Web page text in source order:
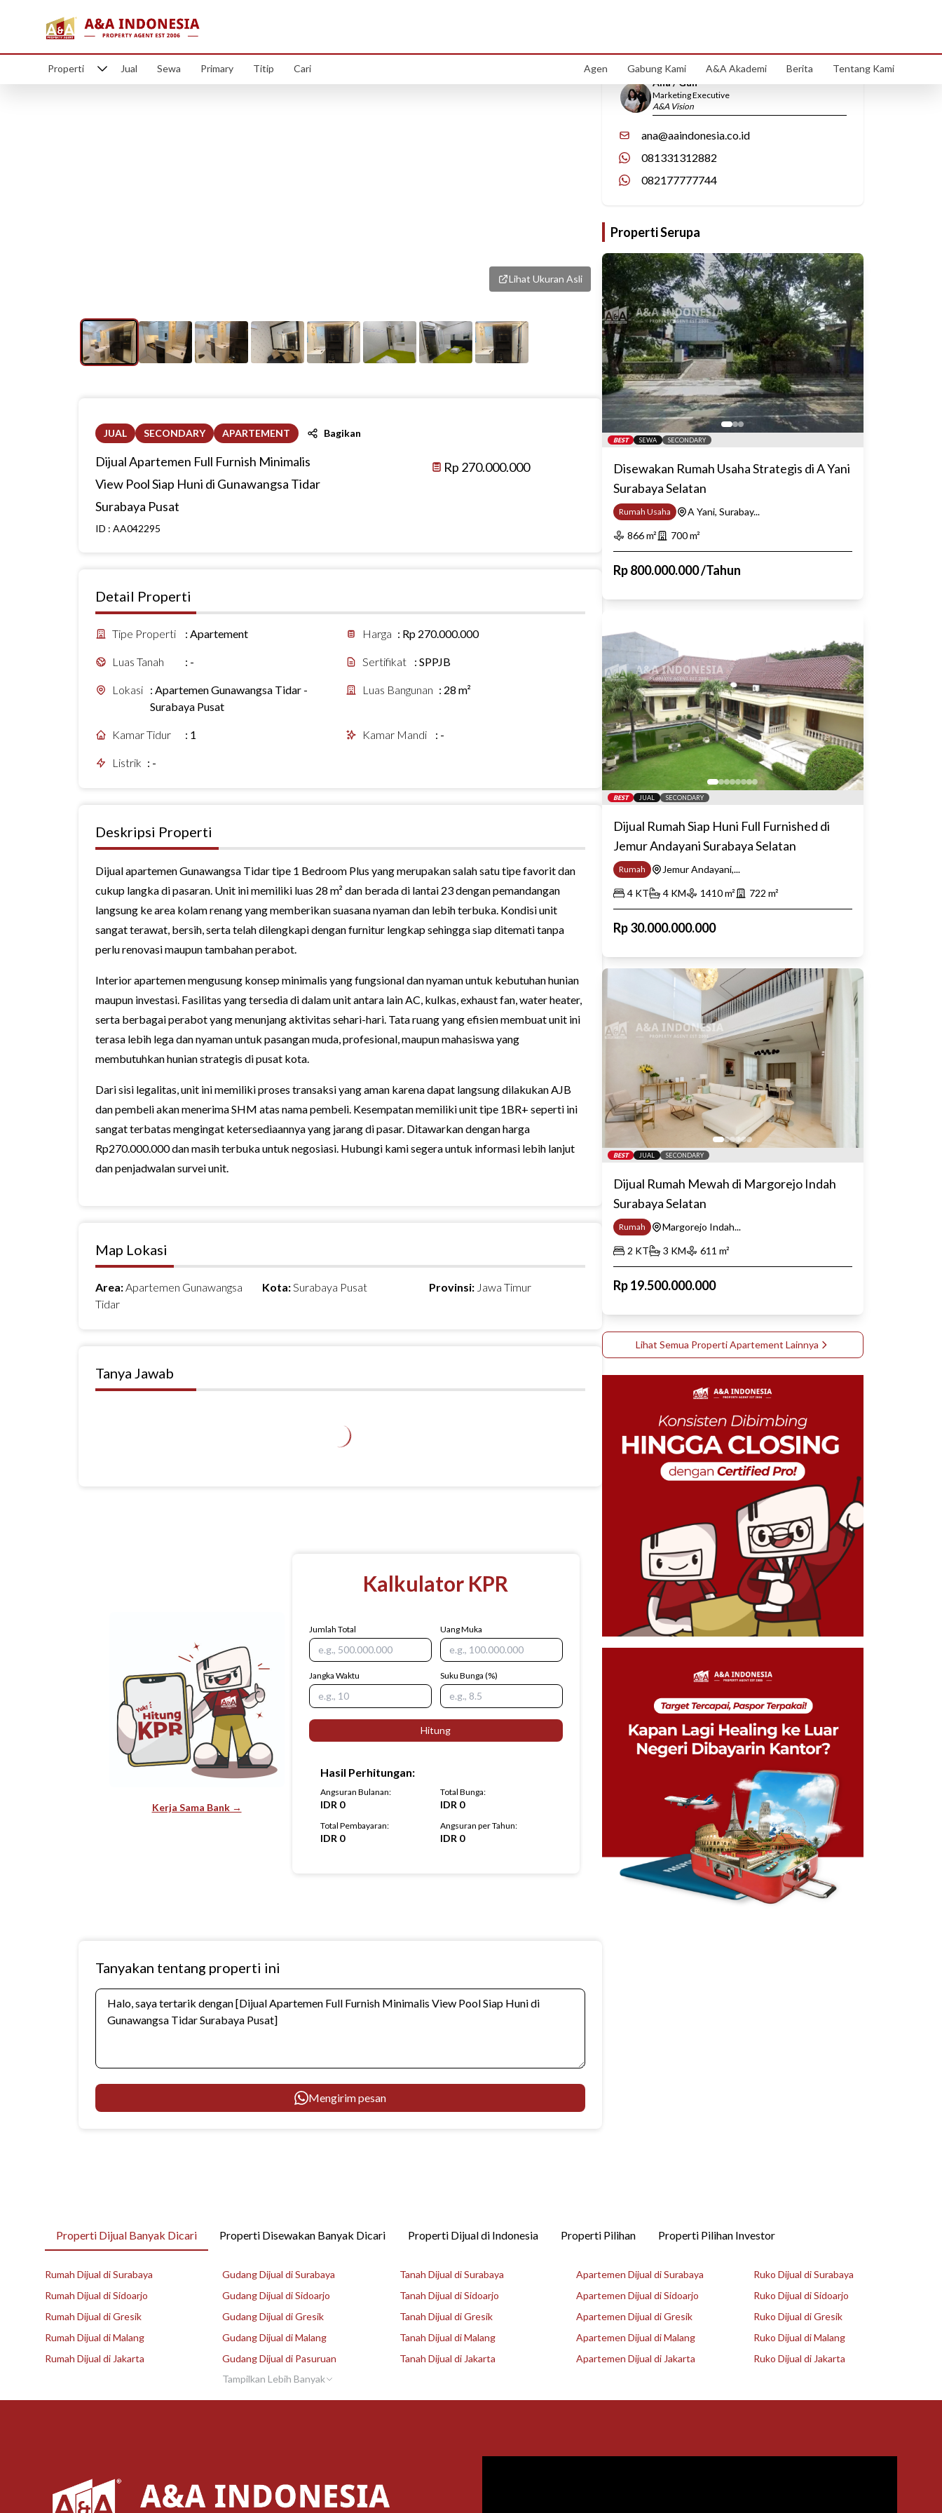
Properti Jual Sewa Primary Titip Cari Agen Gabung Kami A&A Akademi Berita Tentang Kami
Lihat Ukuran Asli
JUAL SECONDARY APARTEMENT Bagikan
Dijual Apartemen Full Furnish Minimalis
View Pool Siap Huni di Gunawangsa Tidar
Surabaya Pusat
Rp 270.000.000
ID : AA042295
Tanyakan tentang properti ini
Mengirim pesan
Kerja Sama Bank →
Kalkulator KPR
Jumlah Total Uang Muka
Jangka Waktu Suku Bunga (%)
Hitung
Hasil Perhitungan:
Angsuran Bulanan:
IDR 0
Total Bunga:
IDR 0
Total Pembayaran:
IDR 0
Angsuran per Tahun:
IDR 0
Detail Properti
Tipe Properti : Apartement Harga : Rp 270.000.000
Luas Tanah : - Sertifikat :SPPJB
Lokasi : Apartemen Gunawangsa Tidar -
Surabaya Pusat
Luas Bangunan : 28 m²
Kamar Tidur : 1 Kamar Mandi : -
Listrik : -
Deskripsi Properti
Dijual apartemen Gunawangsa Tidar tipe 1 Bedroom Plus yang merupakan salah satu tipe favorit dan
cukup langka di pasaran. Unit ini memiliki luas 28 m² dan berada di lantai 23 dengan pemandangan
langsung ke area kolam renang yang memberikan suasana nyaman dan lebih terbuka. Kondisi unit
sangat terawat, bersih, serta telah dilengkapi dengan furnitur lengkap sehingga siap ditemati tanpa
perlu renovasi maupun tambahan perabot.
Interior apartemen mengusung konsep minimalis yang fungsional dan nyaman untuk kebutuhan hunian
maupun investasi. Fasilitas yang tersedia di dalam unit antara lain AC, kulkas, exhaust fan, water heater,
serta berbagai perabot yang menunjang aktivitas sehari-hari. Tata ruang yang efisien membuat unit ini
terasa lebih lega dan nyaman untuk pasangan muda, profesional, maupun mahasiswa yang
membutuhkan hunian strategis di pusat kota.
Dari sisi legalitas, unit ini memiliki proses transaksi yang aman karena dapat langsung dilakukan AJB
dan pembeli akan menerima SHM atas nama pembeli. Kesempatan memiliki unit tipe 1BR+ seperti ini
sangat terbatas mengingat ketersediaannya yang jarang di pasar. Ditawarkan dengan harga
Rp270.000.000 dan masih terbuka untuk negosiasi. Hubungi kami segera untuk informasi lebih lanjut
dan penjadwalan survei unit.
Map Lokasi
Area:Apartemen Gunawangsa
Tidar
Kota:Surabaya Pusat Provinsi: Jawa Timur
Tanya Jawab
Hubungi Kami
Ana / Gun
Marketing Executive
A&A Vision
ana@aaindonesia.co.id
081331312882
082177777744
Properti Serupa
BEST SEWA SECONDARY
Disewakan Rumah Usaha Strategis di A Yani
Surabaya Selatan
Rumah Usaha
A Yani, Surabay...
866m² 700m²
Rp800.000.000/Tahun
BEST JUAL SECONDARY
Dijual Rumah Siap Huni Full Furnished di
Jemur Andayani Surabaya Selatan
Rumah
Jemur Andayani,...
4KT 4KM 1410m² 722 m²
Rp30.000.000.000
BEST JUAL SECONDARY
Dijual Rumah Mewah di Margorejo Indah
Surabaya Selatan
Rumah
Margorejo Indah...
2 KT 3 KM 611 m²
Rp19.500.000.000
Lihat Semua PropertiApartement Lainnya
Properti Dijual Banyak Dicari Properti Disewakan Banyak Dicari Properti Dijual di Indonesia Properti Pilihan Properti Pilihan Investor
Rumah Dijual di Surabaya
Rumah Dijual di Sidoarjo
Rumah Dijual di Gresik
Rumah Dijual di Malang
Rumah Dijual di Jakarta
Gudang Dijual di Surabaya
Gudang Dijual di Sidoarjo
Gudang Dijual di Gresik
Gudang Dijual di Malang
Gudang Dijual di Pasuruan
Tampilkan Lebih Banyak
Tanah Dijual di Surabaya
Tanah Dijual di Sidoarjo
Tanah Dijual di Gresik
Tanah Dijual di Malang
Tanah Dijual di Jakarta
Apartemen Dijual di Surabaya
Apartemen Dijual di Sidoarjo
Apartemen Dijual di Gresik
Apartemen Dijual di Malang
Apartemen Dijual di Jakarta
Ruko Dijual di Surabaya
Ruko Dijual di Sidoarjo
Ruko Dijual di Gresik
Ruko Dijual di Malang
Ruko Dijual di Jakarta